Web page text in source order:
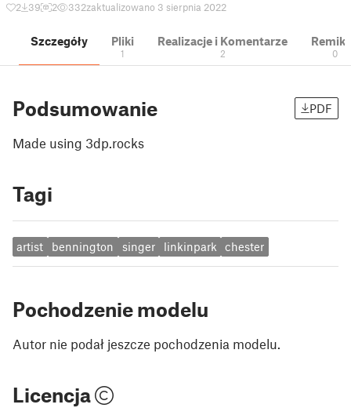
2 39 2 332zaktualizowano 3 sierpnia 2022
Szczegóły Pliki
1
Realizacje i Komentarze
2 0
Podsumowanie PDF
Made using 3dp.rocks
Tagi
artist bennington singer linkinpark chester
Pochodzenie modelu
Autor nie podał jeszcze pochodzenia modelu.
Licencja